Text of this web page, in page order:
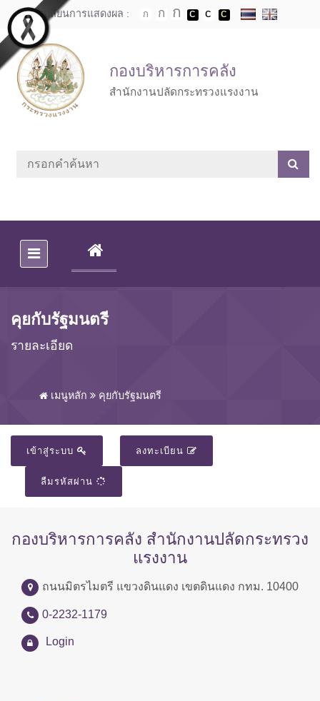
Skip to main content
เปลี่ยนการแสดงผล :
กองบริหารการคลัง
สำนักงานปลัดกระทรวงแรงงาน
(CURRENT)
คุยกับรัฐมนตรี
รายละเอียด
เมนูหลัก คุยกับรัฐมนตรี
เข้าสู่ระบบ ลงทะเบียน
ลืมรหัสผ่าน
กองบริหารการคลัง สำนักงานปลัดกระทรวง
แรงงาน
ถนนมิตรไมตรี แขวงดินแดง เขตดินแดง กทม. 10400
0-2232-1179
Login